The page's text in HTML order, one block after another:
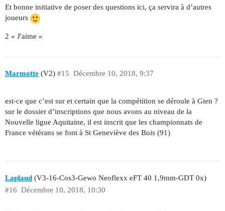
Et bonne initiative de poser des questions ici, ça servira à d’autres
joueurs
2 « J'aime »
Marmotte (V2) Décembre 10, 2018, 9:37
#15
est-ce que c’est sur et certain que la compétition se déroule à Gien ?
sur le dossier d’inscriptions que nous avons au niveau de la
Nouvelle ligue Aquitaine, il est inscrit que les championnats de
France vétérans se font à St Geneviève des Bois (91)
Laplaud (V3-16-Cos3-Gewo Neoflexx eFT 40 1,9mm-GDT 0x)
Décembre 10, 2018, 10:30
#16